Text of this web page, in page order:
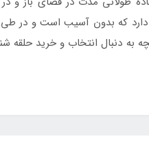
که بدون آسیب است و در
حلقه شنا بادی کودک قطر 51 طرح